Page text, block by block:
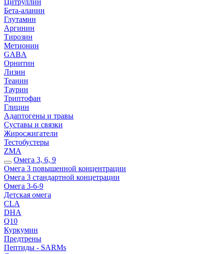
Цитруллин
Бета-аланин
Глутамин
Аргинин
Тирозин
Метионин
GABA
Орнитин
Лизин
Теанин
Таурин
Триптофан
Глицин
Адаптогены и травы
Суставы и связки
Жиросжигатели
Тестобустеры
ZMA
Омега 3, 6, 9
Омега 3 повышенной концентрации
Омега 3 стандартной концетрации
Омега 3-6-9
Детская омега
CLA
DHA
Q10
Куркумин
Предтрены
Пептиды - SARMs